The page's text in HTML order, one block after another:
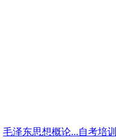
毛泽东思想概论...自考培训